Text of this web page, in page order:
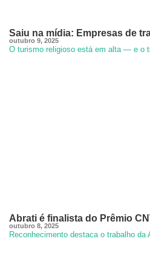
Saiu na mídia: Empresas de
outubro 9, 2025
O turismo religioso está em alta — e o
Abrati é finalista do Prêmio
outubro 8, 2025
Reconhecimento destaca o trabalho